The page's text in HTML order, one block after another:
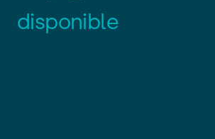
disponible